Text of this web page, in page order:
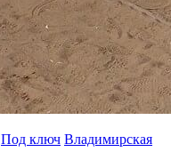
Под ключ Владимирская